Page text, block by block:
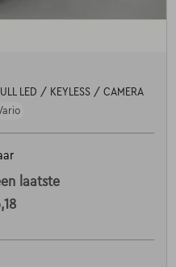
LED / KEYLESS / CAMERA
laatste